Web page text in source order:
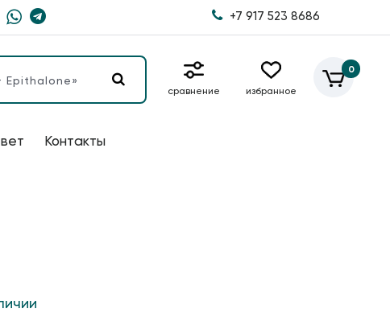
+7 917 523 8686
сравнение избранное
0
Контакты